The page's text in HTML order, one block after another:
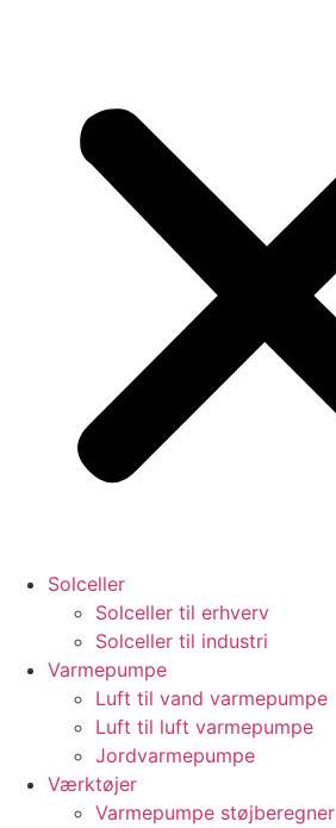
Solceller
Solceller til erhverv
Solceller til industri
Varmepumpe
Luft til vand varmepumpe
Luft til luft varmepumpe
Jordvarmepumpe
Værktøjer
Varmepumpe støjberegner